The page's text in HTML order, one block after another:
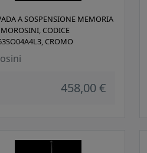
A SOSPENSIONE MEMORIA
CODICE
CROMO
458,00 €